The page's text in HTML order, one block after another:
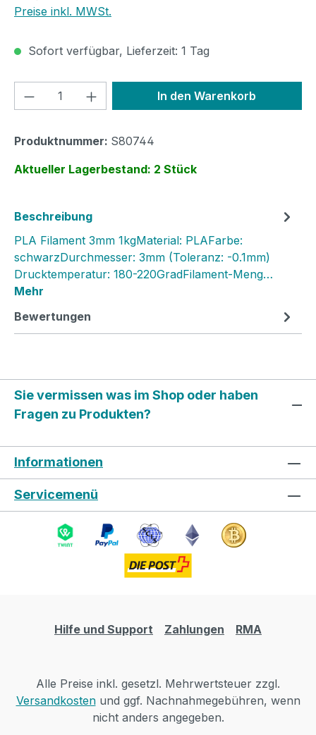
Preise inkl. MWSt.
Sofort verfügbar, Lieferzeit: 1 Tag
Produkt Anzahl: Gib denIn den Warenkorb
Produktnummer: S80744
Aktueller Lagerbestand: 2 Stück
Beschreibung
PLA Filament 3mm 1kgMaterial: PLAFarbe:
schwarzDurchmesser: 3mm (Toleranz: -0.1mm)
Drucktemperatur: 180-220GradFilament-Meng…
Mehr
Bewertungen
Sie vermissen was im Shop oder haben
Fragen zu Produkten?
Informationen
Servicemenü
Hilfe und Support Zahlungen RMA
Alle Preise inkl. gesetzl. Mehrwertsteuer zzgl.
Versandkostenund ggf. Nachnahmegebühren, wenn
nicht anders angegeben.